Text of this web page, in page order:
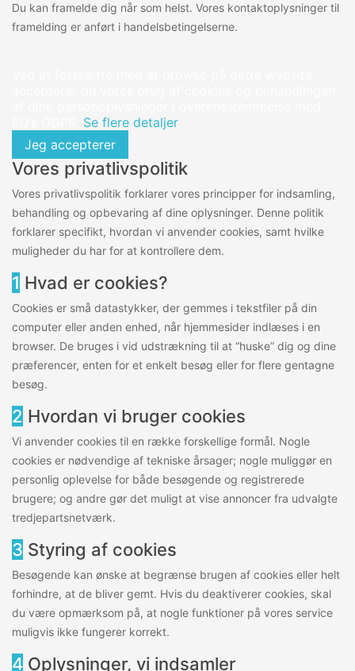
Du kan framelde dig når som helst. Vores kontaktoplysninger til
framelding er anført i handelsbetingelserne.
Se flere detaljer
Jeg accepterer
Vores privatlivspolitik
Vores privatlivspolitik forklarer vores principper for indsamling,
behandling og opbevaring af dine oplysninger. Denne politik
forklarer specifikt, hvordan vi anvender cookies, samt hvilke
muligheder du har for at kontrollere dem.
1 Hvad er cookies?
Cookies er små datastykker, der gemmes i tekstfiler på din
computer eller anden enhed, når hjemmesider indlæses i en
browser. De bruges i vid udstrækning til at “huske” dig og dine
præferencer, enten for et enkelt besøg eller for flere gentagne
besøg.
2 Hvordan vi bruger cookies
Vi anvender cookies til en række forskellige formål. Nogle
cookies er nødvendige af tekniske årsager; nogle muliggør en
personlig oplevelse for både besøgende og registrerede
brugere; og andre gør det muligt at vise annoncer fra udvalgte
tredjepartsnetværk.
3 Styring af cookies
Besøgende kan ønske at begrænse brugen af cookies eller helt
forhindre, at de bliver gemt. Hvis du deaktiverer cookies, skal
du være opmærksom på, at nogle funktioner på vores service
muligvis ikke fungerer korrekt.
4 Oplysninger, vi indsamler